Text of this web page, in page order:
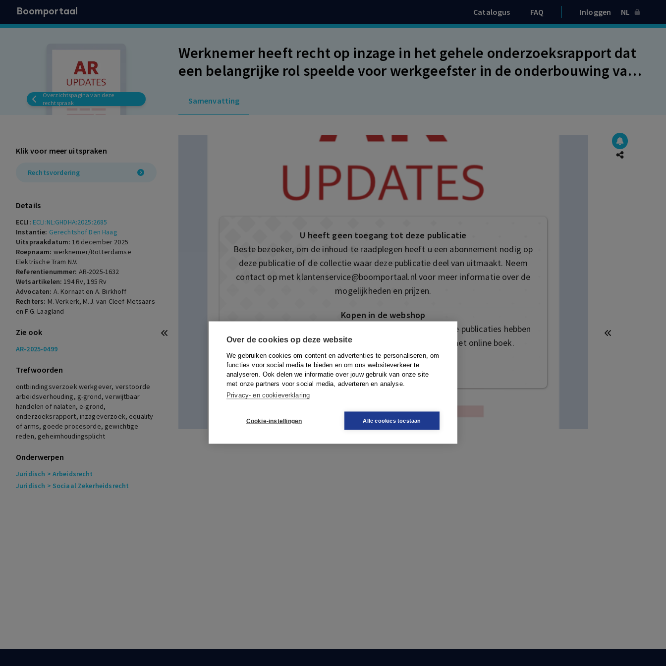
Over de cookies op deze website
We gebruiken cookies om content en advertenties te personaliseren, om
functies voor social media te bieden en om ons websiteverkeer te
analyseren. Ook delen we informatie over jouw gebruik van onze site
met onze partners voor social media, adverteren en analyse.
Privacy- en cookieverklaring
Cookie-instellingen Alle cookies toestaan
Boomportaal Catalogus FAQ Inloggen NL
Overzichtspagina van deze
rechtspraak
Werknemer heeft recht op inzage in het gehele onderzoeksrapport dat
een belangrijke rol speelde voor werkgeefster in de onderbouwing van
Samenvatting
Klik voor meer uitspraken
Rechtsvordering
Details
ECLI: ECLI:NL:GHDHA:2025:2685
Instantie: Gerechtshof Den Haag
Uitspraakdatum:16 december 2025
Roepnaam: werknemer/Rotterdamse
Elektrische Tram N.V.
Referentienummer: AR-2025-1632
Wetsartikelen:194 Rv,195 Rv
Advocaten: A. Kornaat en A. Birkhoff
Rechters: M. Verkerk, M.J. van Cleef-Metsaars
en F.G. Laagland
Zie ook
AR-2025-0499
Trefwoorden
ontbindingsverzoek werkgever, verstoorde
arbeidsverhouding, g-grond, verwijtbaar
handelen of nalaten, e-grond,
onderzoeksrapport, inzageverzoek, equality
of arms, goede procesorde, gewichtige
reden, geheimhoudingsplicht
Onderwerpen
Juridisch > Arbeidsrecht
Juridisch > Sociaal Zekerheidsrecht
U heeft geen toegang tot deze publicatie
Beste bezoeker, om de inhoud te raadplegen heeft u een abonnement nodig op
deze publicatie of de collectie waar deze publicatie deel van uitmaakt. Neem
contact op met klantenservice@boomportaal.nlvoor meer informatie over de
mogelijkheden en prijzen.
Kopen in de webshop
Deze publicatie is ook te vinden in onze webshop. Sommige publicaties hebben
ook de mogelijkheid om direct toegang te kopen tot het online boek.
Naar de webshop